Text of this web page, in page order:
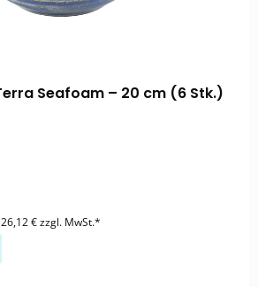
Seafoam – 20 cm (6 Stk.)
€ zzgl. MwSt.*